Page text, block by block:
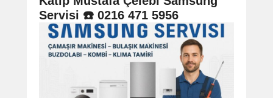
Servisi ☎️ 0216 471 5956